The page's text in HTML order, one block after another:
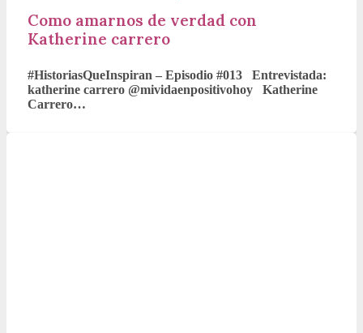
Como amarnos de verdad con
Katherine carrero
#HistoriasQueInspiran – Episodio #013 Entrevistada:
katherine carrero @mividaenpositivohoy Katherine
Carrero…